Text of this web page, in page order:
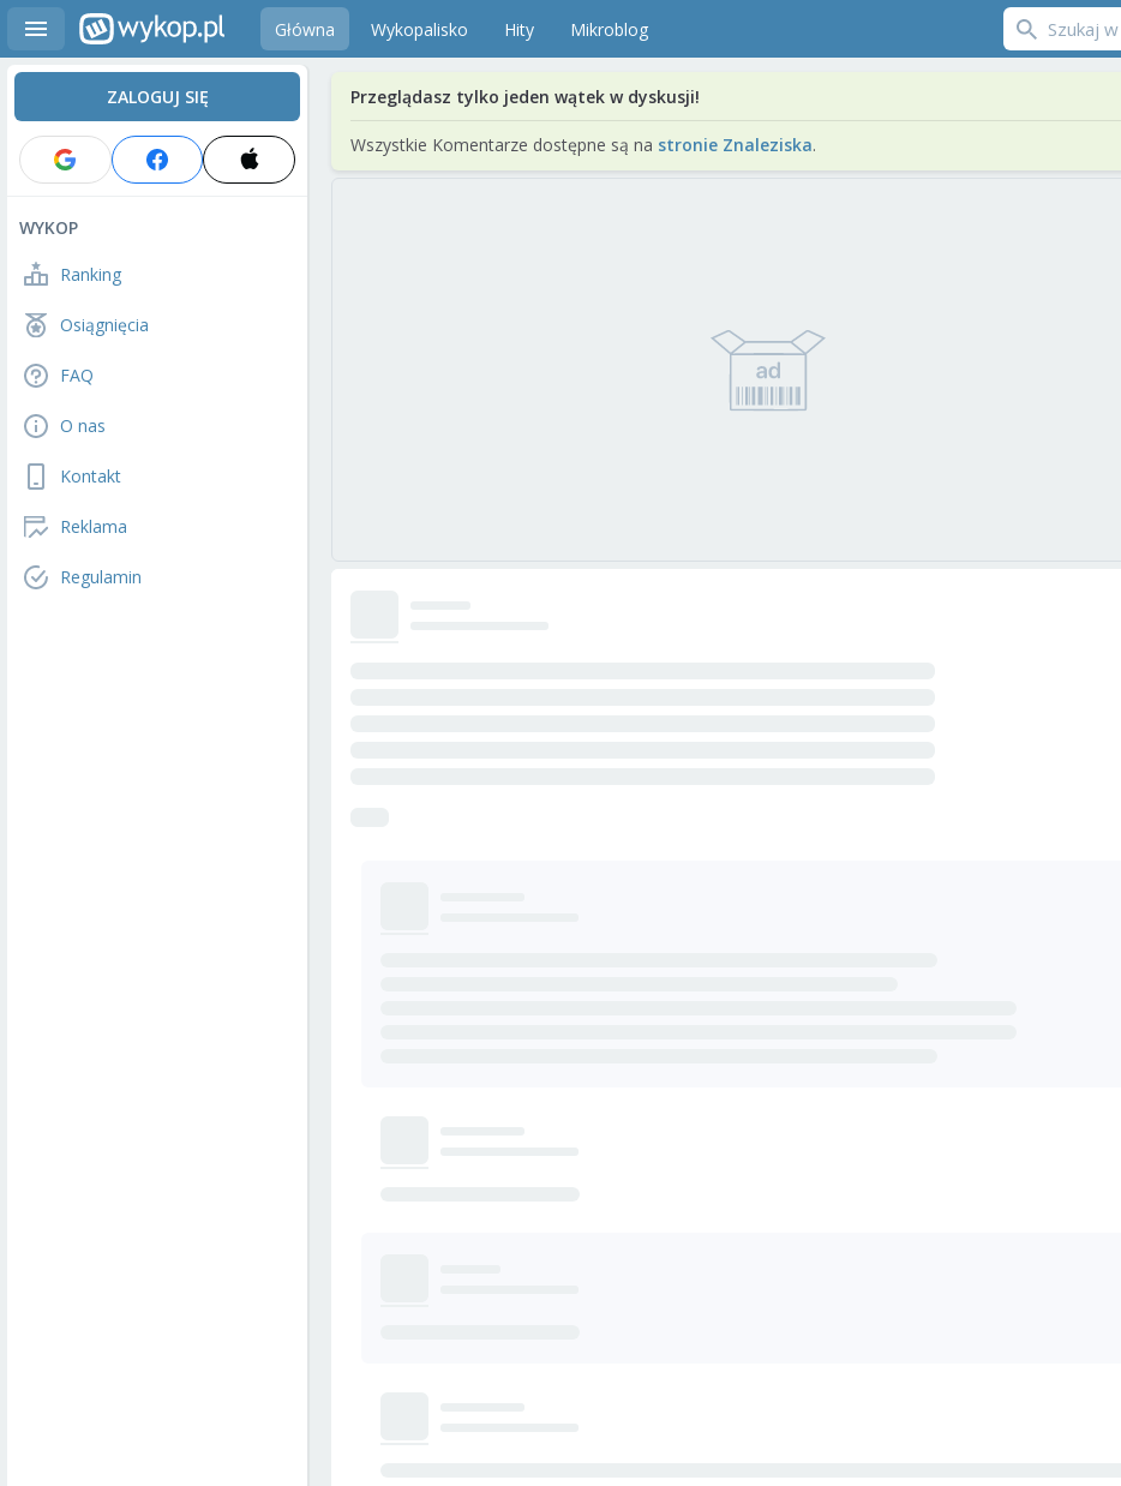
Główna Wykopalisko Hity Mikroblog
ZALOGUJ SIĘ
WYKOP
Ranking
Osiągnięcia
FAQ
O nas
Kontakt
Reklama
Regulamin
Przeglądasz tylko jeden wątek w dyskusji!
Wszystkie Komentarze dostępne są na stronie Znaleziska.